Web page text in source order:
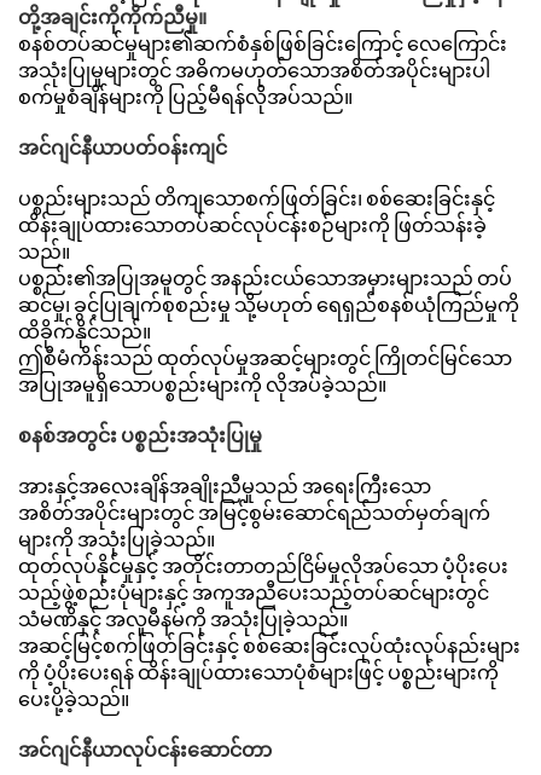
တို့အချင်းကိုကိုက်ညီမှု။
စနစ်တပ်ဆင်မှုများ၏ဆက်စံနှစ်ဖြစ်ခြင်းကြောင့် လေကြောင်း
အသုံးပြုမှုများတွင် အဓိကမဟုတ်သောအစိတ်အပိုင်းများပါ
စက်မှုစံချိန်များကို ပြည့်မီရန်လိုအပ်သည်။
အင်ဂျင်နီယာပတ်ဝန်းကျင်
ပစ္စည်းများသည် တိကျသောစက်ဖြတ်ခြင်း၊ စစ်ဆေးခြင်းနှင့်
ထိန်းချုပ်ထားသောတပ်ဆင်လုပ်ငန်းစဉ်များကို ဖြတ်သန်းခဲ့
သည်။
ပစ္စည်း၏အပြုအမူတွင် အနည်းငယ်သောအမှားများသည် တပ်
ဆင်မှု၊ ခွင့်ပြုချက်စုစည်းမှု သို့မဟုတ် ရေရှည်စနစ်ယုံကြည်မှုကို
ထိခိုက်နိုင်သည်။
ဤစီမံကိန်းသည် ထုတ်လုပ်မှုအဆင့်များတွင် ကြိုတင်မြင်သော
အပြုအမူရှိသောပစ္စည်းများကို လိုအပ်ခဲ့သည်။
စနစ်အတွင်း ပစ္စည်းအသုံးပြုမှု
အားနှင့်အလေးချိန်အချိုးညီမှုသည် အရေးကြီးသော
အစိတ်အပိုင်းများတွင် အမြင့်စွမ်းဆောင်ရည်သတ်မှတ်ချက်
များကို အသုံးပြုခဲ့သည်။
ထုတ်လုပ်နိုင်မှုနှင့် အတိုင်းတာတည်ငြိမ်မှုလိုအပ်သော ပံ့ပိုးပေး
သည့်ဖွဲ့စည်းပုံများနှင့် အကူအညီပေးသည့်တပ်ဆင်များတွင်
သံမဏိနှင့် အလူမီနမ်ကို အသုံးပြုခဲ့သည်။
အဆင့်မြင့်စက်ဖြတ်ခြင်းနှင့် စစ်ဆေးခြင်းလုပ်ထုံးလုပ်နည်းများ
ကို ပံ့ပိုးပေးရန် ထိန်းချုပ်ထားသောပုံစံများဖြင့် ပစ္စည်းများကို
ပေးပို့ခဲ့သည်။
အင်ဂျင်နီယာလုပ်ငန်းဆောင်တာ